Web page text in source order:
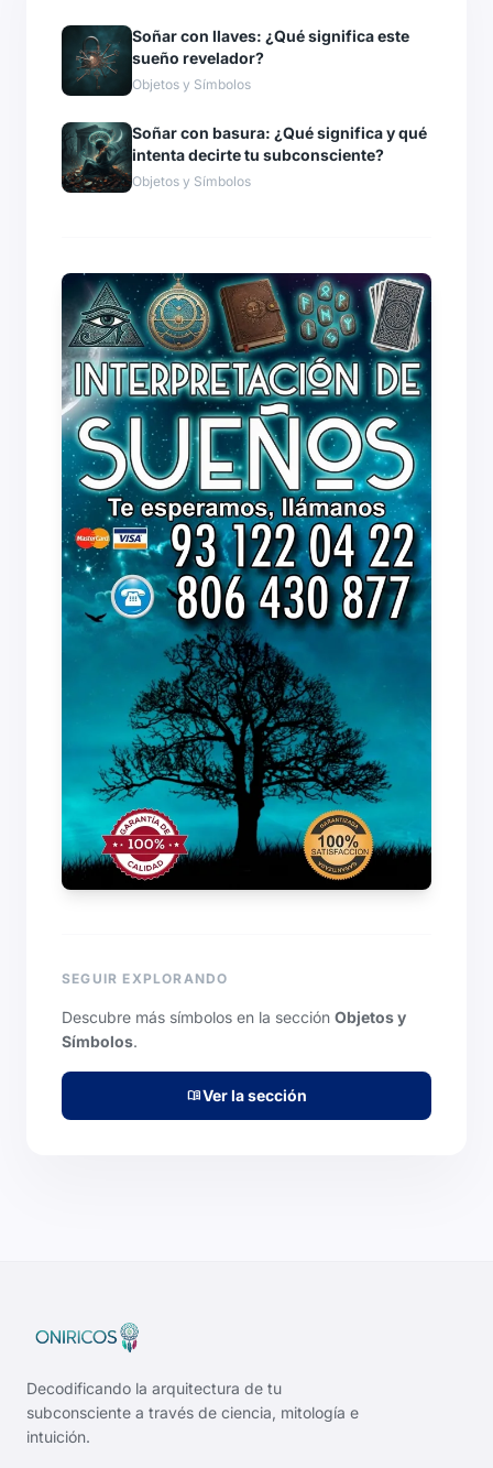
Soñar con llaves: ¿Qué significa este
sueño revelador?
Objetos y Símbolos
Soñar con basura: ¿Qué significa y qué
intenta decirte tu subconsciente?
Objetos y Símbolos
SEGUIR EXPLORANDO
Descubre más símbolos en la sección Objetos y
Símbolos.
menu_bookVer la sección
Decodificando la arquitectura de tu
subconsciente a través de ciencia, mitología e
intuición.